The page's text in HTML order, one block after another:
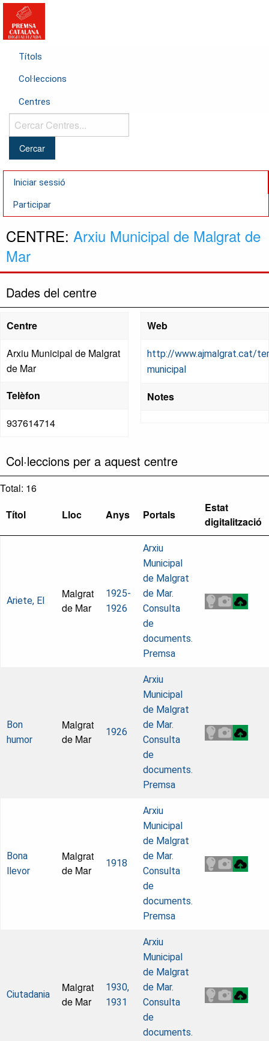
Títols
Col·leccions
Centres
Cercar
Centres...
Iniciar sessió
Participar
CENTRE: Arxiu Municipal de Malgrat de
Mar
Dades del centre
Centre
Arxiu Municipal de Malgrat
de Mar
Telèfon
937614714
Web
http://www.ajmalgrat.cat/
municipal
Notes
Col·leccions per a aquest centre
Total: 16
Títol
Lloc Anys Portals
Estat
digitalització
Ariete, El
Malgrat
de Mar
1925-
1926
Arxiu
Municipal
de Malgrat
de Mar.
Consulta
de
documents.
Premsa
Bon
humor
Malgrat
de Mar
1926
Arxiu
Municipal
de Malgrat
de Mar.
Consulta
de
documents.
Premsa
Bona
llevor
Malgrat
de Mar
1918
Arxiu
Municipal
de Malgrat
de Mar.
Consulta
de
documents.
Premsa
Ciutadania
Malgrat
de Mar
1930,
1931
Arxiu
Municipal
de Malgrat
de Mar.
Consulta
de
documents.